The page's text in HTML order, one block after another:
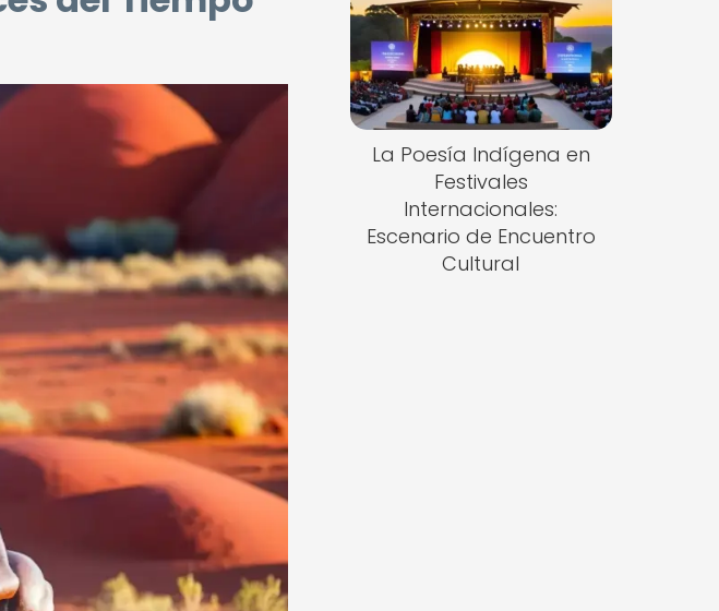
La Poesía Indígena en
Festivales
Internacionales:
Escenario de Encuentro
Cultural